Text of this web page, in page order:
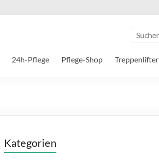
24h-Pflege Pflege-Shop Treppenlifter
Kategorien